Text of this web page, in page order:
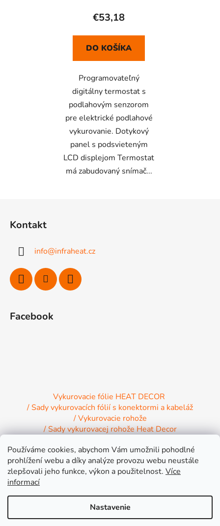
Používáme cookies, abychom Vám umožnili pohodlné
prohlížení webu a díky analýze provozu webu neustále
zlepšovali jeho funkce, výkon a použitelnost. Více
informací
Nastavenie
€53,18
DO KOŠÍKA
Programovateľný
digitálny termostat s
podlahovým senzorom
pre elektrické podlahové
vykurovanie. Dotykový
panel s podsvieteným
LCD displejom Termostat
má zabudovaný snímač...
Kontakt
info@infraheat.cz
Facebook
Vykurovacie fólie HEAT DECOR
/ Sady vykurovacích fólií s konektormi a kabeláž
/ Vykurovacie rohože
/ Sady vykurovacej rohože Heat Decor
/ Inštalačný materiál / Vykurovacie Infrapanely
/ Relaxačné lehátko NIRE s Infra ohrevom